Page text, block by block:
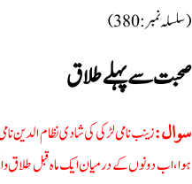
(سلسلہ نمبر: 380)
صحبت سے پہلے طلاق
سوال:زینب نامی لڑکی کی شادی نظام الدین
ہوا، اب دونوں کے درمیان ایک ماہ قبل